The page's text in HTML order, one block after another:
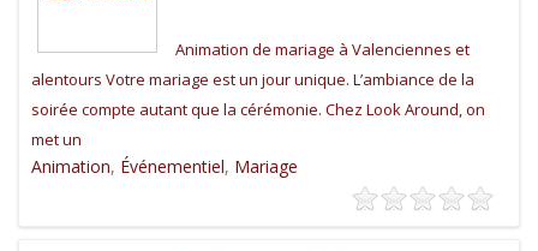
Animation de mariage à Valenciennes et
alentours Votre mariage est un jour unique. L’ambiance de la
soirée compte autant que la cérémonie. Chez Look Around, on
met un
Animation, Événementiel, Mariage